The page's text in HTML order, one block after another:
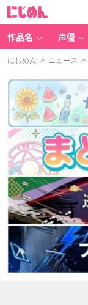
作品名 声優
にじめん > ニュース >